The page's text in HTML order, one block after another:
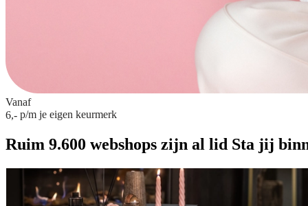
Vanaf
6,- p/m je eigen keurmerk
Ruim 9.600 webshops zijn al lid Sta jij